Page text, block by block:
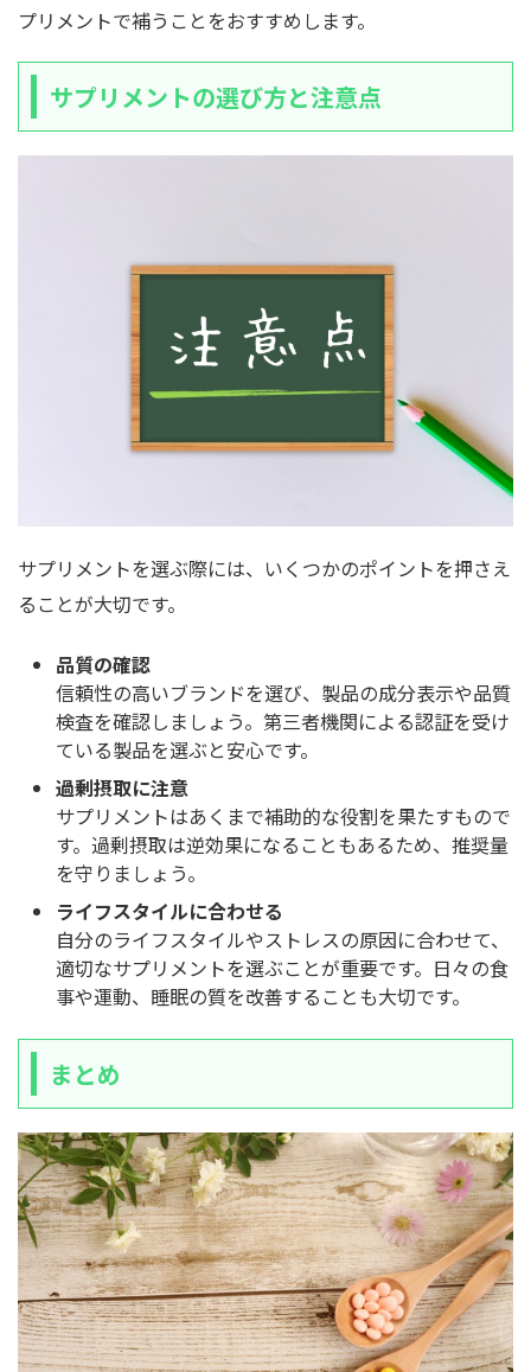
プリメントで補うことをおすすめします。
サプリメントの選び方と注意点
サプリメントを選ぶ際には、いくつかのポイントを押さえ
ることが大切です。
品質の確認
信頼性の高いブランドを選び、製品の成分表示や品質
検査を確認しましょう。第三者機関による認証を受け
ている製品を選ぶと安心です。
過剰摂取に注意
サプリメントはあくまで補助的な役割を果たすもので
す。過剰摂取は逆効果になることもあるため、推奨量
を守りましょう。
ライフスタイルに合わせる
自分のライフスタイルやストレスの原因に合わせて、
適切なサプリメントを選ぶことが重要です。日々の食
事や運動、睡眠の質を改善することも大切です。
まとめ